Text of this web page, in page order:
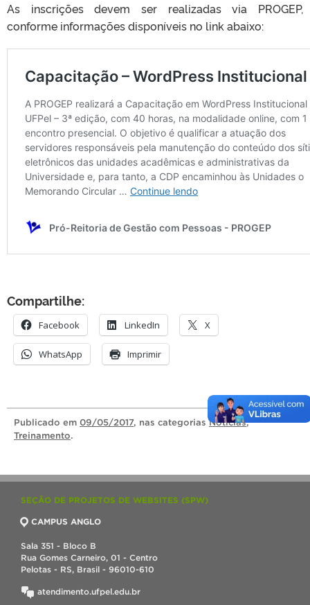
As inscrições devem ser realizadas via PROGEP,
conforme informações disponíveis no link abaixo:
Compartilhe:
Facebook LinkedIn X
WhatsApp Imprimir
Publicado em 09/05/2017, nas categoriasNotícias,
Treinamento.
SEÇÃO DE PROJETOS DE WEBSITES (SPW)
CAMPUS ANGLO
Sala 351 - Bloco B
Rua Gomes Carneiro, 01 - Centro
Pelotas - RS, Brasil - 96010-610
atendimento.ufpel.edu.br